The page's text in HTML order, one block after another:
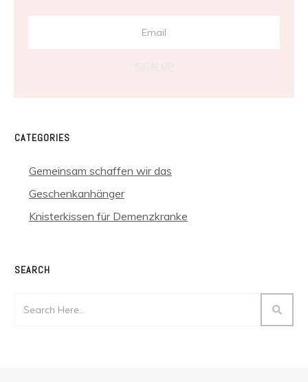
CATEGORIES
Gemeinsam schaffen wir das
Geschenkanhänger
Knisterkissen für Demenzkranke
SEARCH